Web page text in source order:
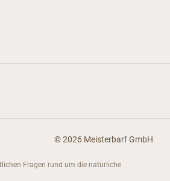
© 2026 Meisterbarf GmbH
Fragen rund um die natürliche